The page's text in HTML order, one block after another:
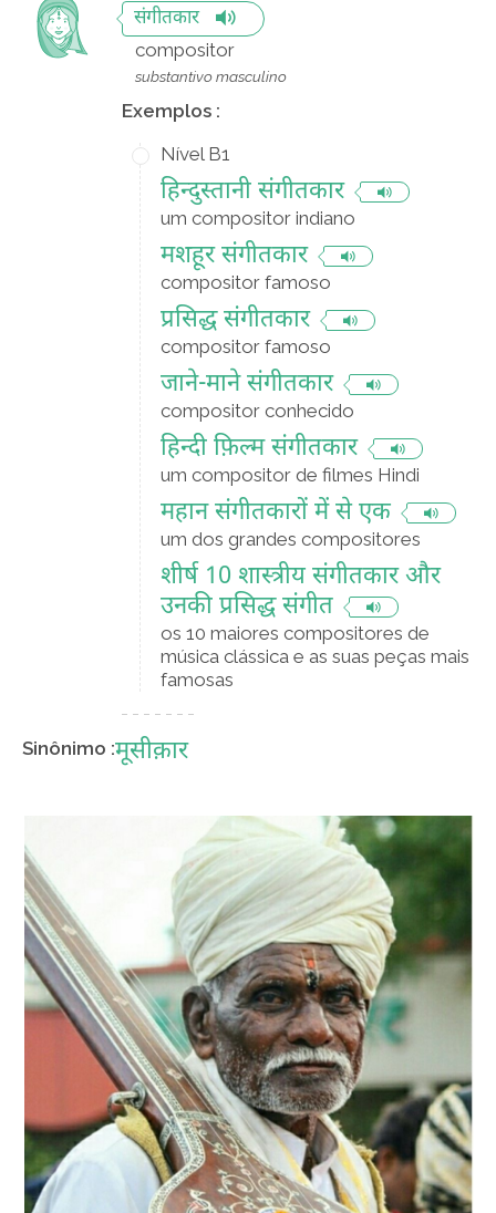
संगीतकार
compositor
substantivo masculino
Exemplos :
Nível B1
हिन्दुस्तानी संगीतकार
um compositor indiano
मशहूर संगीतकार
compositor famoso
प्रसिद्ध संगीतकार
compositor famoso
जाने-माने संगीतकार
compositor conhecido
हिन्दी फ़िल्म संगीतकार
um compositor de filmes Hindi
महान संगीतकारों में से एक
um dos grandes compositores
शीर्ष 10 शास्त्रीय संगीतकार और
उनकी प्रसिद्ध संगीत
os 10 maiores compositores de
música clássica e as suas peças mais
famosas
Sinônimo :मूसीक़ार